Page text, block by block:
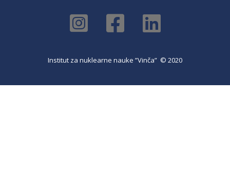
Institut za nuklearne nauke ”Vinča” © 2020